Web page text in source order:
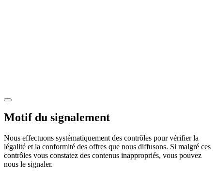
Motif du signalement
Nous effectuons systématiquement des contrôles pour vérifier la
légalité et la conformité des offres que nous diffusons. Si malgré ces
contrôles vous constatez des contenus inappropriés, vous pouvez
nous le signaler.